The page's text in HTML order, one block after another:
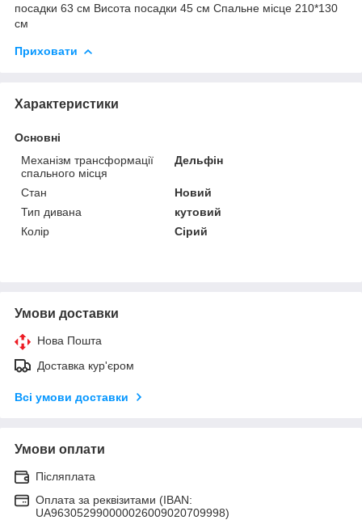
посадки 63 см Висота посадки 45 см Спальне місце 210*130
см
Приховати
Характеристики
Основні
Механізм трансформації
спального місця
Дельфін
Стан
Новий
Тип дивана
кутовий
Колір
Сірий
Умови доставки
Нова Пошта
Доставка кур'єром
Всі умови доставки
Умови оплати
Післяплата
Оплата за реквізитами (IBAN:
UA963052990000026009020709998)